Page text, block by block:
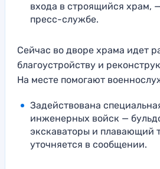
входа в строящийся храм,
пресс-службе.
Сейчас во дворе храма идет
благоустройству и
На месте помогают
Задействована
инженерных войск —
экскаваторы и плавающий
уточняется в сообщении.